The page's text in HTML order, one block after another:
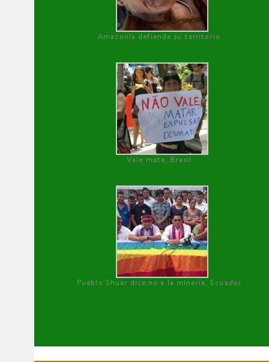
Amazonía defiende su territorio
Vale mata, Brasil
Pueblo Shuar dice no a la minería, Ecuador